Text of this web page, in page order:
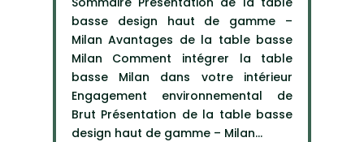
basse design haut de gamme –
Milan Avantages de la table basse
Milan Comment intégrer la table
basse Milan dans votre intérieur
Engagement environnemental de
Brut Présentation de la table basse
design haut de gamme – Milan...